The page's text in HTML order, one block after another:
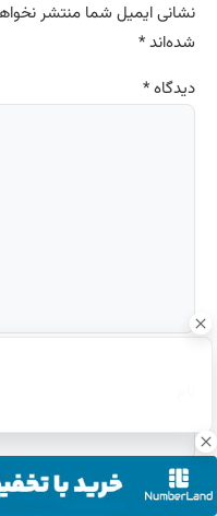
نشانی ایمیل شما منتشر
شده‌اند*
دیدگاه*